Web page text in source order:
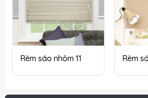
Rèm sáo nhôm 11 Rèm